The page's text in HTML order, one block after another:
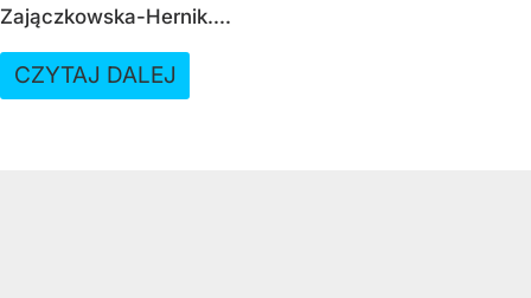
Zajączkowska-Hernik....
CZYTAJ DALEJ